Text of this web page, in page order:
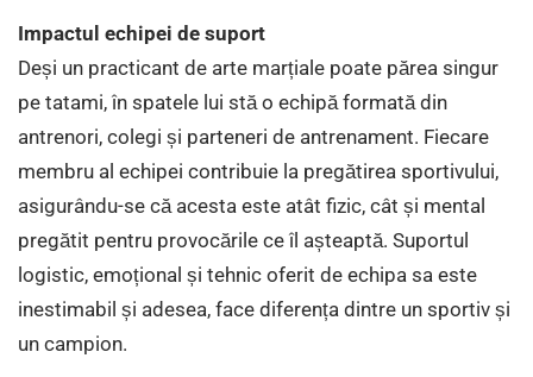
Impactul echipei de suport
Deși un practicant de arte marțiale poate părea singur
pe tatami, în spatele lui stă o echipă formată din
antrenori, colegi și parteneri de antrenament. Fiecare
membru al echipei contribuie la pregătirea sportivului,
asigurându-se că acesta este atât fizic, cât și mental
pregătit pentru provocările ce îl așteaptă. Suportul
logistic, emoțional și tehnic oferit de echipa sa este
inestimabil și adesea, face diferența dintre un sportiv și
un campion.